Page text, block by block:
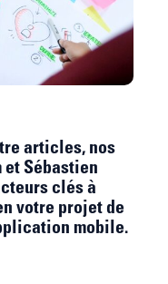
articles, nos
et Sébastien
clés à
votre projet de
mobile.